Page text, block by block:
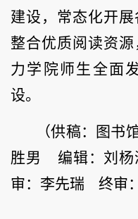
建设，常态化开
整合优质阅读资
力学院师生全面
设。
（供稿：图
胜男 编辑：刘
审：李先瑞 终审